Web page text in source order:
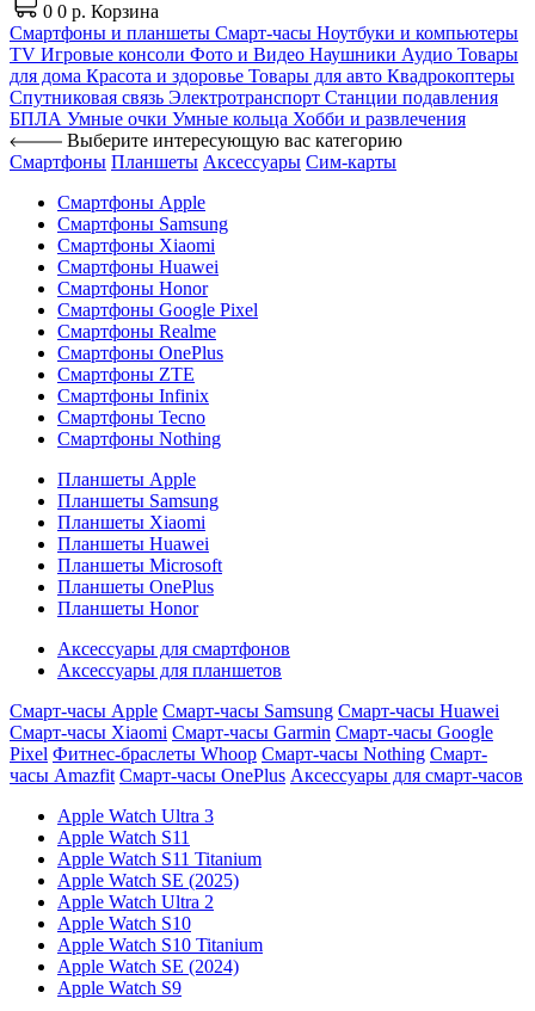
0 0 р. Корзина
Смартфоны и планшеты Смарт-часы Ноутбуки и компьютеры
TV Игровые консоли Фото и Видео Наушники Аудио Товары
для дома Красота и здоровье Товары для авто Квадрокоптеры
Спутниковая связь Электротранспорт Станции подавления
БПЛА Умные очки Умные кольца Хобби и развлечения
Выберите интересующую вас категорию
Смартфоны Планшеты Аксессуары Сим-карты
Смартфоны Apple
Смартфоны Samsung
Смартфоны Xiaomi
Смартфоны Huawei
Смартфоны Honor
Смартфоны Google Pixel
Смартфоны Realme
Смартфоны OnePlus
Смартфоны ZTE
Смартфоны Infinix
Смартфоны Tecno
Смартфоны Nothing
Планшеты Apple
Планшеты Samsung
Планшеты Xiaomi
Планшеты Huawei
Планшеты Microsoft
Планшеты OnePlus
Планшеты Honor
Аксессуары для смартфонов
Аксессуары для планшетов
Смарт-часы Apple Смарт-часы Samsung Смарт-часы Huawei
Смарт-часы Xiaomi Смарт-часы Garmin Смарт-часы Google
Pixel Фитнес-браслеты Whoop Смарт-часы Nothing Смарт-
часы Amazfit Смарт-часы OnePlus Аксессуары для смарт-часов
Apple Watch Ultra 3
Apple Watch S11
Apple Watch S11 Titanium
Apple Watch SE (2025)
Apple Watch Ultra 2
Apple Watch S10
Apple Watch S10 Titanium
Apple Watch SE (2024)
Apple Watch S9